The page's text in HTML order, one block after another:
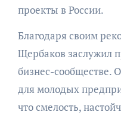
проекты в России.
Благодаря своим
Щербаков заслужил
бизнес-сообществе.
для молодых
что смелость,